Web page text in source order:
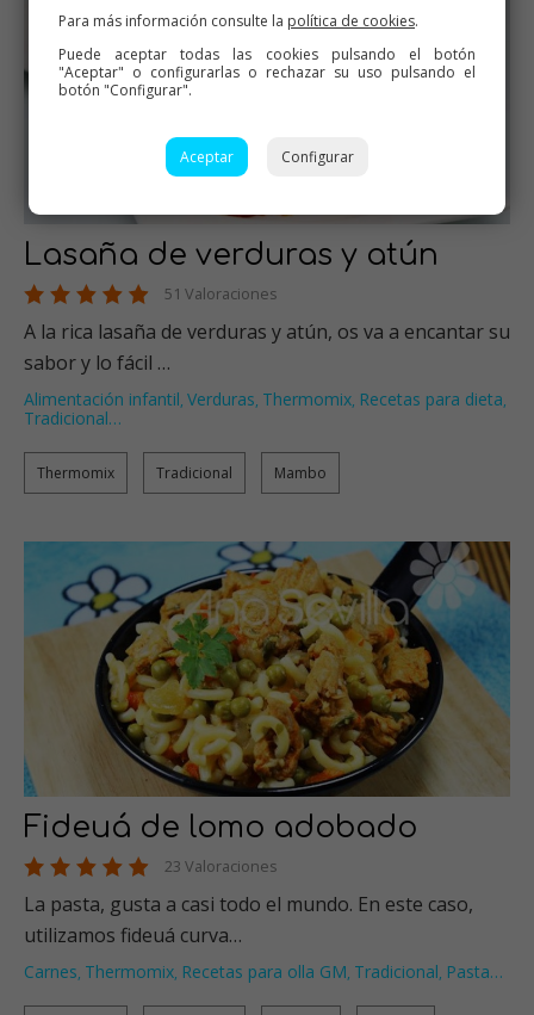
Lasaña de verduras y atún
51 Valoraciones
A la rica lasaña de verduras y atún, os va a encantar su
sabor y lo fácil …
Alimentación infantil, Verduras, Thermomix, Recetas para dieta,
Tradicional…
Thermomix Tradicional Mambo
Fideuá de lomo adobado
23 Valoraciones
La pasta, gusta a casi todo el mundo. En este caso,
utilizamos fideuá curva…
Carnes, Thermomix, Recetas para olla GM, Tradicional, Pasta…
Para más información consulte la política de cookies.
Puede aceptar todas las cookies pulsando el botón
"Aceptar" o configurarlas o rechazar su uso pulsando el
botón "Configurar".
Aceptar Configurar